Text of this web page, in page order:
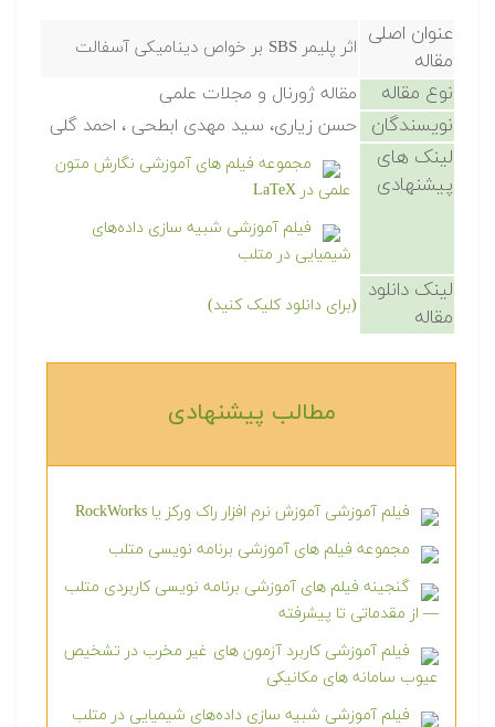
عنوان اصلی
مقاله
اثر پلیمر SBS بر خواص دینامیکی آسفالت
نوع مقاله مقاله ژورنال و مجلات علمی
نویسندگان حسن زیاری، سید مهدی ابطحی ، احمد گلی
لینک های
پیشنهادی
مجموعه فیلم های آموزشی نگارش متون
علمی در LaTeX
فیلم آموزشی شبیه سازی داده‌های
شیمیایی در متلب
لینک دانلود
مقاله
(برای دانلود کلیک کنید)
مطالب پیشنهادی‎
فیلم آموزشی آموزش نرم افزار راک ورکز یا RockWorks
مجموعه فیلم های آموزشی برنامه نویسی متلب
گنجینه فیلم های آموزشی برنامه نویسی کاربردی متلب
— از مقدماتی تا پیشرفته
فیلم آموزشی کاربرد آزمون های غیر مخرب در تشخیص
عیوب سامانه های مکانیکی
فیلم آموزشی شبیه سازی داده‌های شیمیایی در متلب